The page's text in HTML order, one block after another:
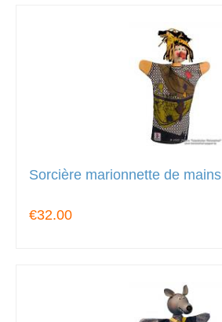
Sorcière marionnette de mains
€32.00